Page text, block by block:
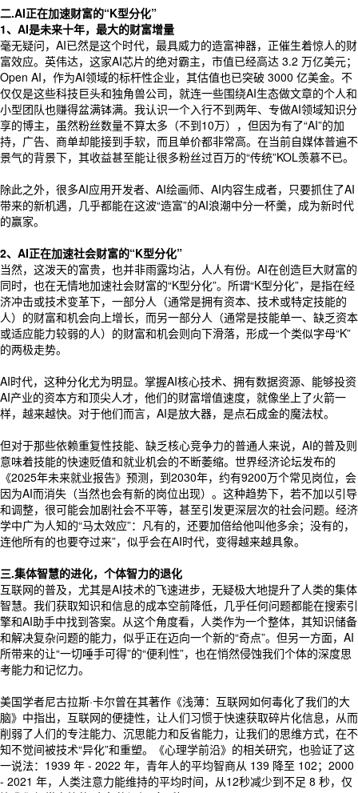
二.AI正在加速财富的“K型分化”
1、AI是未来十年，最大的财富增量
毫无疑问，AI已然是这个时代，最具威力的造富神器，正催生着惊人的财
富效应。英伟达，这家AI芯片的绝对霸主，市值已经高达 3.2 万亿美元；
Open AI，作为AI领域的标杆性企业，其估值也已突破 3000 亿美金。不
仅仅是这些科技巨头和独角兽公司，就连一些围绕AI生态做文章的个人和
小型团队也赚得盆满钵满。我认识一个入行不到两年、专做AI领域知识分
享的博主，虽然粉丝数量不算太多（不到10万），但因为有了“AI”的加
持，广告、商单却能接到手软，而且单价都非常高。在当前自媒体普遍不
景气的背景下，其收益甚至能让很多粉丝过百万的“传统”KOL羡慕不已。
除此之外，很多AI应用开发者、AI绘画师、AI内容生成者，只要抓住了AI
带来的新机遇，几乎都能在这波“造富”的AI浪潮中分一杯羹，成为新时代
的赢家。
2、AI正在加速社会财富的“K型分化”
当然，这泼天的富贵，也并非雨露均沾，人人有份。AI在创造巨大财富的
同时，也在无情地加速社会财富的“K型分化”。所谓“K型分化”，是指在经
济冲击或技术变革下，一部分人（通常是拥有资本、技术或特定技能的
人）的财富和机会向上增长，而另一部分人（通常是技能单一、缺乏资本
或适应能力较弱的人）的财富和机会则向下滑落，形成一个类似字母“K”
的两极走势。
AI时代，这种分化尤为明显。掌握AI核心技术、拥有数据资源、能够投资
AI产业的资本方和顶尖人才，他们的财富增值速度，就像坐上了火箭一
样，越来越快。对于他们而言，AI是放大器，是点石成金的魔法杖。
但对于那些依赖重复性技能、缺乏核心竞争力的普通人来说，AI的普及则
意味着技能的快速贬值和就业机会的不断萎缩。世界经济论坛发布的
《2025年未来就业报告》预测，到2030年，约有9200万个常见岗位，会
因为AI而消失（当然也会有新的岗位出现）。这种趋势下，若不加以引导
和调整，很可能会加剧社会不平等，甚至引发更深层次的社会问题。经济
学中广为人知的“马太效应”：凡有的，还要加倍给他叫他多余；没有的，
连他所有的也要夺过来”，似乎会在AI时代，变得越来越具象。
三.集体智慧的进化，个体智力的退化
互联网的普及，尤其是AI技术的飞速进步，无疑极大地提升了人类的集体
智慧。我们获取知识和信息的成本空前降低，几乎任何问题都能在搜索引
擎和AI助手中找到答案。从这个角度看，人类作为一个整体，其知识储备
和解决复杂问题的能力，似乎正在迈向一个新的“奇点”。但另一方面，AI
所带来的让“一切唾手可得”的“便利性”，也在悄然侵蚀我们个体的深度思
考能力和记忆力。
美国学者尼古拉斯·卡尔曾在其著作《浅薄：互联网如何毒化了我们的大
脑》中指出，互联网的便捷性，让人们习惯于快速获取碎片化信息，从而
削弱了人们的专注能力、沉思能力和反省能力，让我们的思维方式，在不
知不觉间被技术“异化”和重塑。《心理学前沿》的相关研究，也验证了这
一说法：1939 年 - 2022 年，青年人的平均智商从 139 降至 102；2000
- 2021 年，人类注意力能维持的平均时间，从12秒减少到不足 8 秒，仅